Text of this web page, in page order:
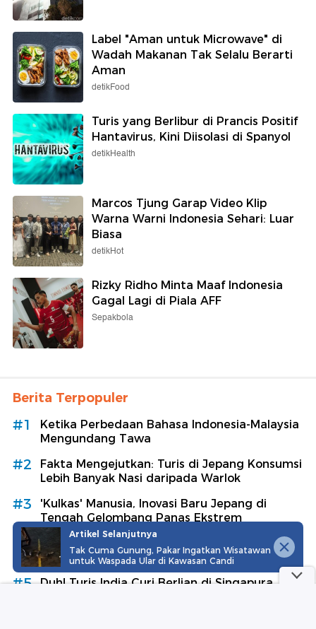
Label "Aman untuk Microwave" di
Wadah Makanan Tak Selalu Berarti
Aman
detikFood
Turis yang Berlibur di Prancis Positif
Hantavirus, Kini Diisolasi di Spanyol
detikHealth
Marcos Tjung Garap Video Klip
Warna Warni Indonesia Sehari: Luar
Biasa
detikHot
Rizky Ridho Minta Maaf Indonesia
Gagal Lagi di Piala AFF
Sepakbola
Berita Terpopuler
#1
Ketika Perbedaan Bahasa Indonesia-Malaysia
Mengundang Tawa
#2
Fakta Mengejutkan: Turis di Jepang Konsumsi
Lebih Banyak Nasi daripada Warlok
#3
'Kulkas' Manusia, Inovasi Baru Jepang di
Tengah Gelombang Panas Ekstrem
#4
Semarak Festival Obor Suku Yi, Warga dan
Wisatawan Menari Bersama
#5
Duh! Turis India Curi Berlian di Singapura,
Artikel Selanjutnya
Tak Cuma Gunung, Pakar Ingatkan Wisatawan
untuk Waspada Ular di Kawasan Candi